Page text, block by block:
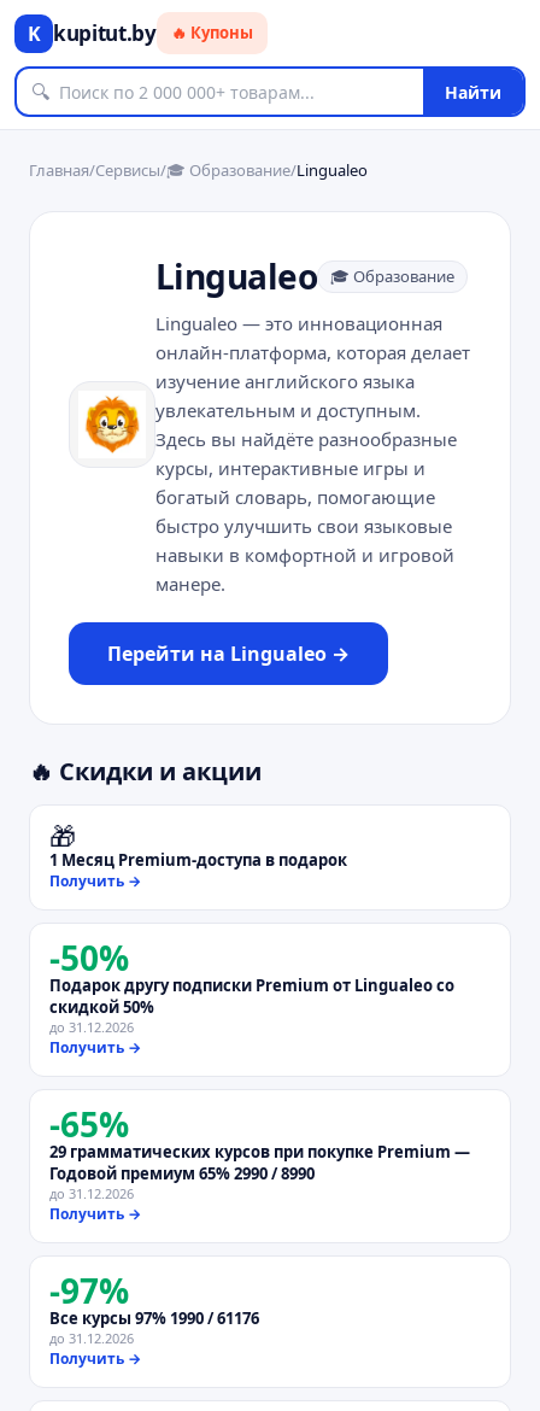
K kupitut.by 🔥 Купоны
🔍 Найти
Главная/Сервисы/🎓 Образование/Lingualeo
Lingualeo 🎓 Образование
Lingualeo — это инновационная
онлайн-платформа, которая делает
изучение английского языка
увлекательным и доступным.
Здесь вы найдёте разнообразные
курсы, интерактивные игры и
богатый словарь, помогающие
быстро улучшить свои языковые
навыки в комфортной и игровой
манере.
Перейти на Lingualeo →
🔥 Скидки и акции
🎁
1 Месяц Premium-доступа в подарок
Получить →
-50%
Подарок другу подписки Premium от Lingualeo со
скидкой 50%
до 31.12.2026
Получить →
-65%
29 грамматических курсов при покупке Premium —
Годовой премиум 65% 2990 / 8990
до 31.12.2026
Получить →
-97%
Все курсы 97% 1990 / 61176
до 31.12.2026
Получить →